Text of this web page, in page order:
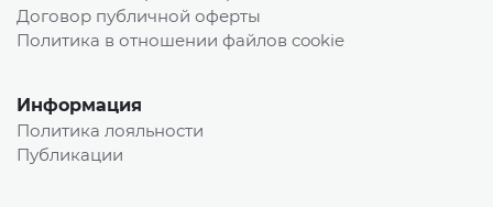
Договор публичной оферты
Политика в отношении файлов cookie
Информация
Политика лояльности
Публикации